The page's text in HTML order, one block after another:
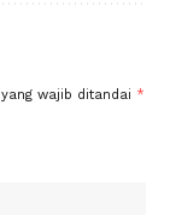
yang wajib ditandai *